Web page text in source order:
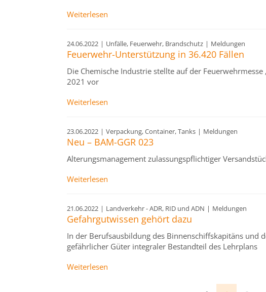
Weiterlesen
24.06.2022 | Unfälle, Feuerwehr, Brandschutz | Meldungen
Feuerwehr-Unterstützung in 36.420 Fällen
Die Chemische Industrie stellte auf der
2021 vor
Weiterlesen
23.06.2022 | Verpackung, Container, Tanks | Meldungen
Neu – BAM-GGR 023
Alterungsmanagement zulassungspflichtiger
Weiterlesen
21.06.2022 | Landverkehr - ADR, RID und ADN | Meldungen
Gefahrgutwissen gehört dazu
In der Berufsausbildung des Binnenschiffskapitäns und
gefährlicher Güter integraler Bestandteil des Lehrplans
Weiterlesen